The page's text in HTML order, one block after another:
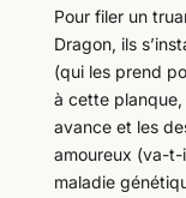
Pour filer un
Dragon, ils
(qui les prend
à cette planque,
avance et les
amoureux (va-t-
maladie